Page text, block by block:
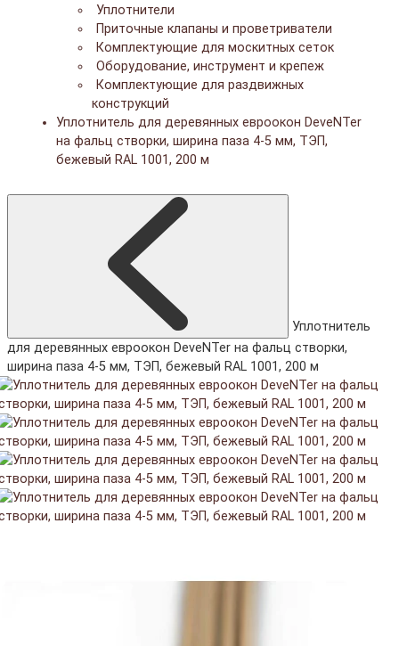
Уплотнители
Приточные клапаны и проветриватели
Комплектующие для москитных сеток
Оборудование, инструмент и крепеж
Комплектующие для раздвижных
конструкций
Уплотнитель для деревянных евроокон DeveNTer
на фальц створки, ширина паза 4-5 мм, ТЭП,
бежевый RAL 1001, 200 м
Уплотнитель
для деревянных евроокон DeveNTer на фальц створки,
ширина паза 4-5 мм, ТЭП, бежевый RAL 1001, 200 м